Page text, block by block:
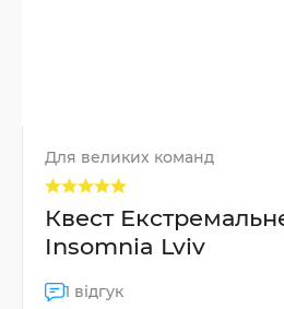
Для великих команд
Квест
Insomnia Lviv
1 відгук